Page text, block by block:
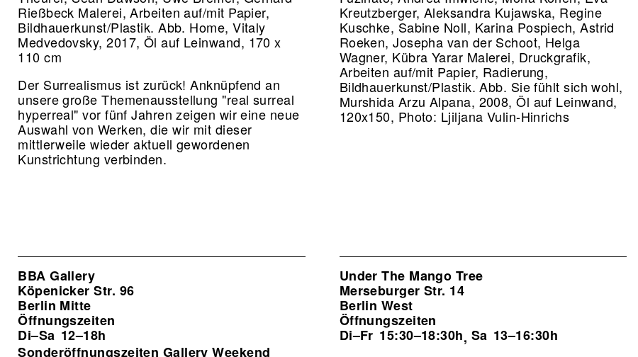
Rießbeck Malerei, Arbeiten auf/mit Papier,
Bildhauerkunst/Plastik.Abb. Home, Vitaly
Medvedovsky, 2017, Öl auf Leinwand, 170 x
110 cm
Der Surrealismus ist zurück! Anknüpfend an
unsere große Themenausstellung "real surreal
hyperreal" vor fünf Jahren zeigen wir eine neue
Auswahl von Werken, die wir mit dieser
mittlerweile wieder aktuell gewordenen
Kunstrichtung verbinden.
Kreutzberger, Aleksandra Kujawska, Regine
Kuschke, Sabine Noll, Karina Pospiech, Astrid
Roeken, Josepha van der Schoot, Helga
Wagner, Kübra Yarar Malerei, Druckgrafik,
Arbeiten auf/mit Papier, Radierung,
Bildhauerkunst/Plastik.Abb. Sie fühlt sich wohl,
Murshida Arzu Alpana, 2008, Öl auf Leinwand,
120x150, Photo: Ljiljana Vulin-Hinrichs
BBA Gallery
Köpenicker Str. 96
Berlin Mitte
Öffnungszeiten
Di–Sa 12–18h
Sonderöffnungszeiten Gallery Weekend
Under The Mango Tree
Merseburger Str. 14
Berlin West
Öffnungszeiten
Di–Fr 15:30–18:30h, Sa 13–16:30h